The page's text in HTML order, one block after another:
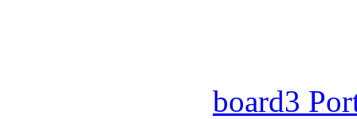
board3